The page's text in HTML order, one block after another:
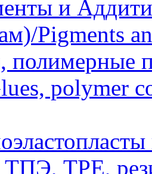
и
Pigments
polymer
ТПЭ, TPE,